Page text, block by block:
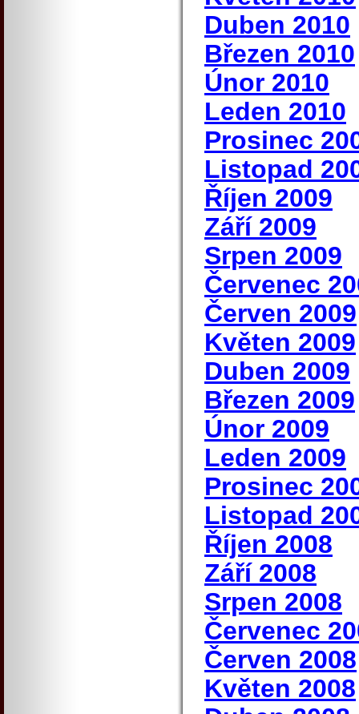
Duben 2010
Březen 2010
Únor 2010
Leden 2010
Prosinec
Listopad
Říjen 2009
Září 2009
Srpen 2009
Červenec
Červen 2009
Květen 2009
Duben 2009
Březen 2009
Únor 2009
Leden 2009
Prosinec
Listopad
Říjen 2008
Září 2008
Srpen 2008
Červenec
Červen 2008
Květen 2008